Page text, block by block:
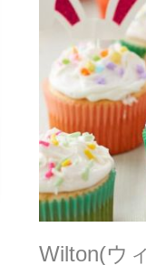
Wilton(ウ